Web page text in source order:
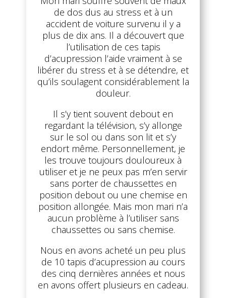
de dos dus au stress et à un
accident de voiture survenu il y a
plus de dix ans. Il a découvert que
l’utilisation de ces tapis
d’acupression l’aide vraiment à se
libérer du stress et à se détendre, et
qu’ils soulagent considérablement la
douleur.
Il s’y tient souvent debout en
regardant la télévision, s’y allonge
sur le sol ou dans son lit et s’y
endort même. Personnellement, je
les trouve toujours douloureux à
utiliser et je ne peux pas m’en servir
sans porter de chaussettes en
position debout ou une chemise en
position allongée. Mais mon mari n’a
aucun problème à l’utiliser sans
chaussettes ou sans chemise.
Nous en avons acheté un peu plus
de 10 tapis d’acupression au cours
des cinq dernières années et nous
en avons offert plusieurs en cadeau.